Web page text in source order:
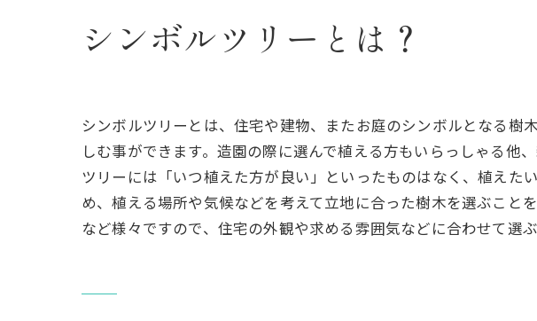
シンボルツリーとは？
シンボルツリーとは、住宅や建物、またお庭のシンボルとなる
しむ事ができます。造園の際に選んで植える方もいらっしゃる
ツリーには「いつ植えた方が良い」といったものはなく、植えた
め、植える場所や気候などを考えて立地に合った樹木を選ぶこと
など様々ですので、住宅の外観や求める雰囲気などに合わせて選